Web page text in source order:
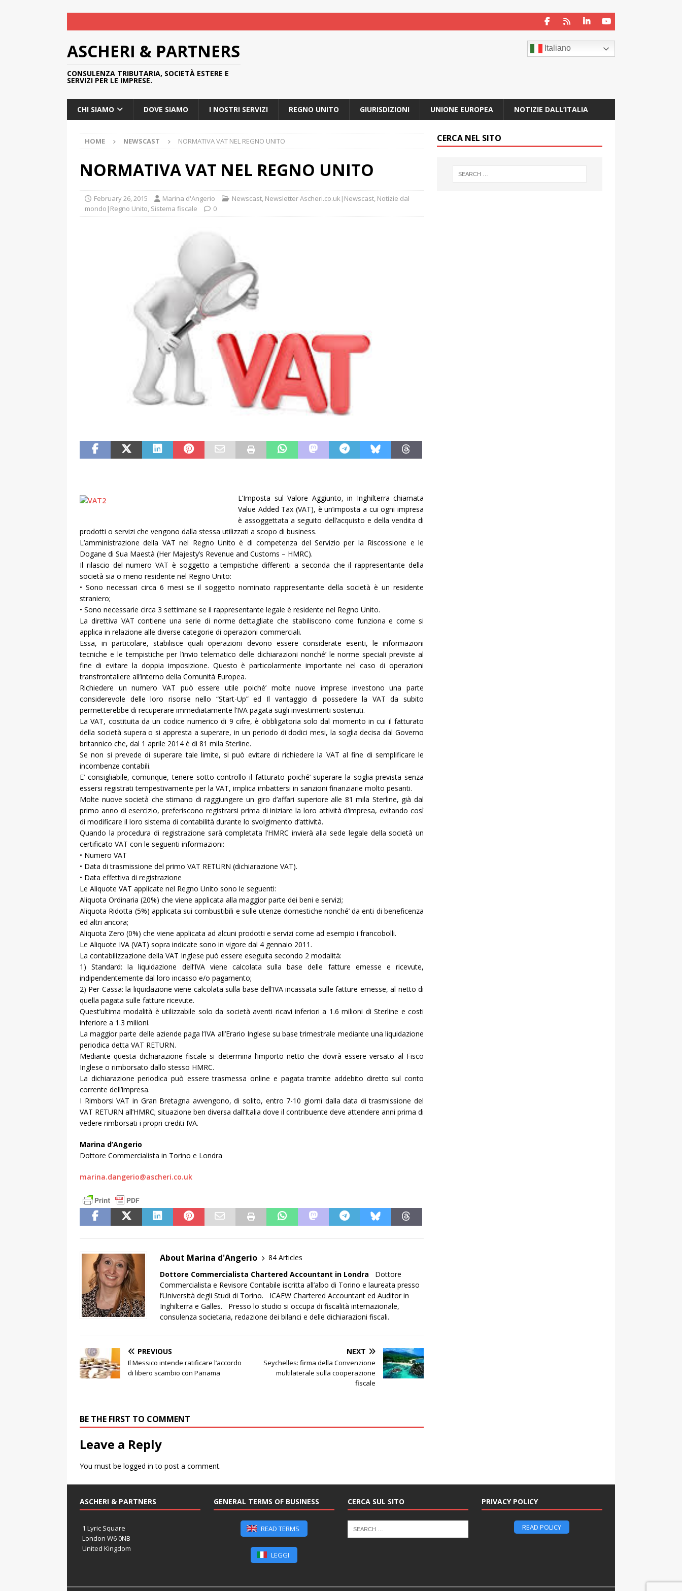
ASCHERI & PARTNERS
CONSULENZA TRIBUTARIA, SOCIETÀ ESTERE E
SERVIZI PER LE IMPRESE.
Italiano
CHI SIAMO DOVE SIAMO I NOSTRI SERVIZI REGNO UNITO GIURISDIZIONI UNIONE EUROPEA NOTIZIE DALL’ITALIA
HOME NEWSCAST NORMATIVA VAT NEL REGNO UNITO
NORMATIVA VAT NEL REGNO UNITO
February 26, 2015 Marina d'Angerio Newscast, Newsletter Ascheri.co.uk|Newscast, Notizie dal
mondo|Regno Unito, Sistema fiscale 0
L’Imposta sul Valore Aggiunto, in Inghilterra chiamata
Value Added Tax (VAT), è un’imposta a cui ogni impresa
è assoggettata a seguito dell’acquisto e della vendita di
prodotti o servizi che vengono dalla stessa utilizzati a scopo di business.
L’amministrazione della VAT nel Regno Unito è di competenza del Servizio per la Riscossione e le
Dogane di Sua Maestà (Her Majesty’s Revenue and Customs – HMRC).
Il rilascio del numero VAT è soggetto a tempistiche differenti a seconda che il rappresentante della
società sia o meno residente nel Regno Unito:
• Sono necessari circa 6 mesi se il soggetto nominato rappresentante della società è un residente
straniero;
• Sono necessarie circa 3 settimane se il rappresentante legale è residente nel Regno Unito.
La direttiva VAT contiene una serie di norme dettagliate che stabiliscono come funziona e come si
applica in relazione alle diverse categorie di operazioni commerciali.
Essa, in particolare, stabilisce quali operazioni devono essere considerate esenti, le informazioni
tecniche e le tempistiche per l’invio telematico delle dichiarazioni nonché’ le norme speciali previste al
fine di evitare la doppia imposizione. Questo è particolarmente importante nel caso di operazioni
transfrontaliere all’interno della Comunità Europea.
Richiedere un numero VAT può essere utile poiché’ molte nuove imprese investono una parte
considerevole delle loro risorse nello “Start-Up” ed Il vantaggio di possedere la VAT da subito
permetterebbe di recuperare immediatamente l’IVA pagata sugli investimenti sostenuti.
La VAT, costituita da un codice numerico di 9 cifre, è obbligatoria solo dal momento in cui il fatturato
della società supera o si appresta a superare, in un periodo di dodici mesi, la soglia decisa dal Governo
britannico che, dal 1 aprile 2014 è di 81 mila Sterline.
Se non si prevede di superare tale limite, si può evitare di richiedere la VAT al fine di semplificare le
incombenze contabili.
E’ consigliabile, comunque, tenere sotto controllo il fatturato poiché’ superare la soglia prevista senza
essersi registrati tempestivamente per la VAT, implica imbattersi in sanzioni finanziarie molto pesanti.
Molte nuove società che stimano di raggiungere un giro d’affari superiore alle 81 mila Sterline, già dal
primo anno di esercizio, preferiscono registrarsi prima di iniziare la loro attività d’impresa, evitando così
di modificare il loro sistema di contabilità durante lo svolgimento d’attività.
Quando la procedura di registrazione sarà completata l’HMRC invierà alla sede legale della società un
certificato VAT con le seguenti informazioni:
• Numero VAT
• Data di trasmissione del primo VAT RETURN (dichiarazione VAT).
• Data effettiva di registrazione
Le Aliquote VAT applicate nel Regno Unito sono le seguenti:
Aliquota Ordinaria (20%) che viene applicata alla maggior parte dei beni e servizi;
Aliquota Ridotta (5%) applicata sui combustibili e sulle utenze domestiche nonché’ da enti di beneficenza
ed altri ancora;
Aliquota Zero (0%) che viene applicata ad alcuni prodotti e servizi come ad esempio i francobolli.
Le Aliquote IVA (VAT) sopra indicate sono in vigore dal 4 gennaio 2011.
La contabilizzazione della VAT Inglese può essere eseguita secondo 2 modalità:
1) Standard: la liquidazione dell’IVA viene calcolata sulla base delle fatture emesse e ricevute,
indipendentemente dal loro incasso e/o pagamento;
2) Per Cassa: la liquidazione viene calcolata sulla base dell’IVA incassata sulle fatture emesse, al netto di
quella pagata sulle fatture ricevute.
Quest’ultima modalità è utilizzabile solo da società aventi ricavi inferiori a 1.6 milioni di Sterline e costi
inferiore a 1.3 milioni.
La maggior parte delle aziende paga l’IVA all’Erario Inglese su base trimestrale mediante una liquidazione
periodica detta VAT RETURN.
Mediante questa dichiarazione fiscale si determina l’importo netto che dovrà essere versato al Fisco
Inglese o rimborsato dallo stesso HMRC.
La dichiarazione periodica può essere trasmessa online e pagata tramite addebito diretto sul conto
corrente dell’impresa.
I Rimborsi VAT in Gran Bretagna avvengono, di solito, entro 7-10 giorni dalla data di trasmissione del
VAT RETURN all’HMRC; situazione ben diversa dall’Italia dove il contribuente deve attendere anni prima di
vedere rimborsati i propri crediti IVA.
Marina d’Angerio
Dottore Commercialista in Torino e Londra
marina.dangerio@ascheri.co.uk
About Marina d'Angerio
84 Articles
Dottore Commercialista Chartered Accountant in Londra Dottore
Commercialista e Revisore Contabile iscritta all’albo di Torino e laureata presso
l’Università degli Studi di Torino. ICAEW Chartered Accountant ed Auditor in
Inghilterra e Galles. Presso lo studio si occupa di fiscalità internazionale,
consulenza societaria, redazione dei bilanci e delle dichiarazioni fiscali.
PREVIOUS
Il Messico intende ratificare l’accordo
di libero scambio con Panama
NEXT
Seychelles: firma della Convenzione
multilaterale sulla cooperazione
fiscale
BE THE FIRST TO COMMENT
Leave a Reply
You must be logged in to post a comment.
CERCA NEL SITO
ASCHERI & PARTNERS
1 Lyric Square
London W6 0NB
United Kingdom
GENERAL TERMS OF BUSINESS
READ TERMS
LEGGI
CERCA SUL SITO PRIVACY POLICY
READ POLICY